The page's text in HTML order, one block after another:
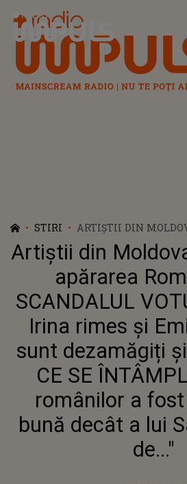
Radio Impuls
STIRI
ARTIȘTII DIN
APĂRAREA
VOTULUI: IRISHA,
EMILIAN CREȚU
RUȘINATI DE CE SE
ROMÂNILOR A
Artiștii din
apărarea
SCANDALUL
Irina rimes și
sunt dezamăgiți
CE SE
românilor a
bună decât a lui
de..."